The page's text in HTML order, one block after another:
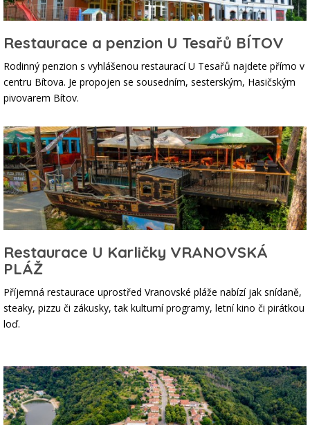
Restaurace a penzion U Tesařů BÍTOV
Rodinný penzion s vyhlášenou restaurací U Tesařů najdete přímo v
centru Bítova. Je propojen se sousedním, sesterským, Hasičským
pivovarem Bítov.
Restaurace U Karličky VRANOVSKÁ
PLÁŽ
Příjemná restaurace uprostřed Vranovské pláže nabízí jak snídaně,
steaky, pizzu či zákusky, tak kulturní programy, letní kino či pirátkou
loď.